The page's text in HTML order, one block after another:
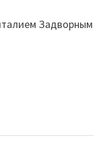
Задворным